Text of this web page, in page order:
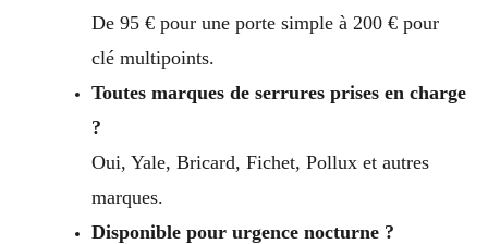
De 95 € pour une porte simple à 200 € pour
clé multipoints.
Toutes marques de serrures prises en charge
?
Oui, Yale, Bricard, Fichet, Pollux et autres
marques.
Disponible pour urgence nocturne ?